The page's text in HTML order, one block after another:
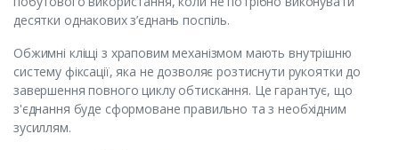
десятки однакових з’єднань поспіль.
Обжимні кліщі з храповим механізмом мають внутрішню
систему фіксації, яка не дозволяє розтиснути рукоятки до
завершення повного циклу обтискання. Це гарантує, що
з'єднання буде сформоване правильно та з необхідним
зусиллям.